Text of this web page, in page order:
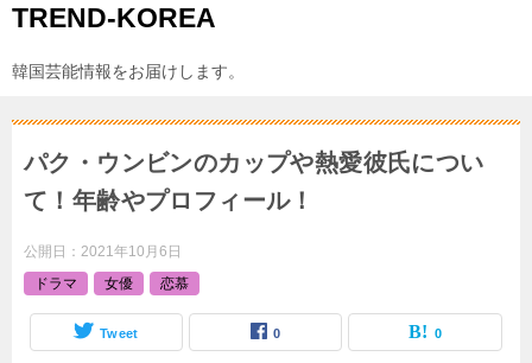
TREND-KOREA
韓国芸能情報をお届けします。
パク・ウンビンのカップや熱愛彼氏につい
て！年齢やプロフィール！
公開日： 2021年10月6日
ドラマ
女優 恋慕
Tweet 0 0